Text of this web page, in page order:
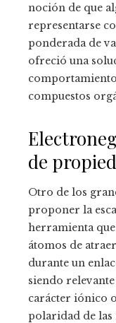
noción de que
representarse
ponderada de
ofreció una
compuestos
de
Otro de los
proponer la
herramienta
átomos de
durante un
siendo
carácter iónico
polaridad de las